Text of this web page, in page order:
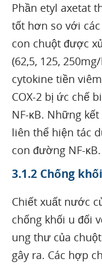
Phần etyl axetat
tốt hơn so với
con chuột được
(62,5, 125,
cytokine tiền viêm
COX-2 bị ức chế
NF-κB. Những
liên thể hiện tác
con đường NF-κB.
3.1.2 Chống
Chiết xuất nước
chống khối u đối
ung thư của
gây ra. Các hợp